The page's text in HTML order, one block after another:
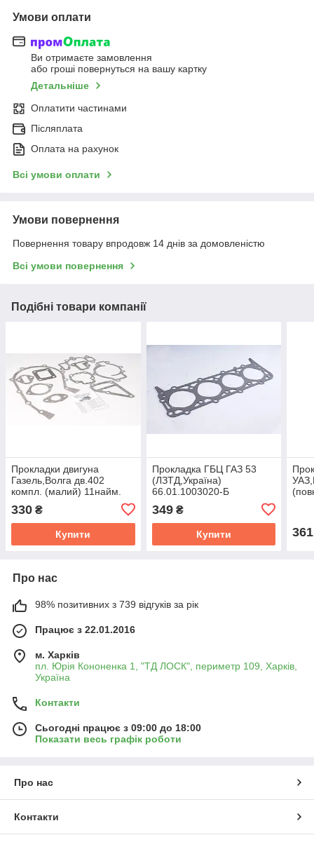
Умови оплати
Ви отримаєте замовлення
або гроші повернуться на вашу картку
Детальніше
Оплатити частинами
Післяплата
Оплата на рахунок
Всі умови оплати
Умови повернення
Повернення товару впродовж 14 днів за домовленістю
Всі умови повернення
Подібні товари компанії
Прокладки двигуна
Газель,Волга дв.402
компл. (малий) 11найм.
паронiт (Україна) 402-100
330 ₴
Купити
Прокладка ГБЦ ГАЗ 53
(ЛЗТД,Україна)
66.01.1003020-Б
349₴
Купити 361
Про нас
98% позитивних з 739 відгуків за рік
Працює з 22.01.2016
м. Харків
пл. Юрія Кононенка 1, "ТД ЛОСК", периметр 109, Харків,
Україна
Контакти
Сьогодні працює з 09:00 до 18:00
Показати весь графік роботи
Про нас
Контакти